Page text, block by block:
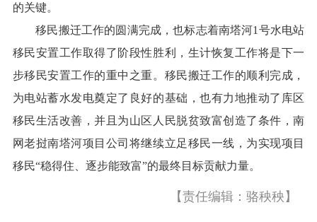
的关键。
移民搬迁工作的圆满完成，也标志着南塔河1号水电站
移民安置工作取得了阶段性胜利，生计恢复工作将是下一
步移民安置工作的重中之重。移民搬迁工作的顺利完成，
为电站蓄水发电奠定了良好的基础，也有力地推动了库区
移民生活改善，并且为山区人民脱贫致富创造了条件，南
网老挝南塔河项目公司将继续立足移民一线，为实现项目
移民“稳得住、逐步能致富”的最终目标贡献力量。
【责任编辑：骆秧秧】